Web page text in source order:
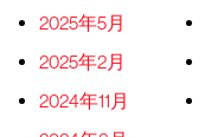
2025年5月
2025年2月
2024年11月